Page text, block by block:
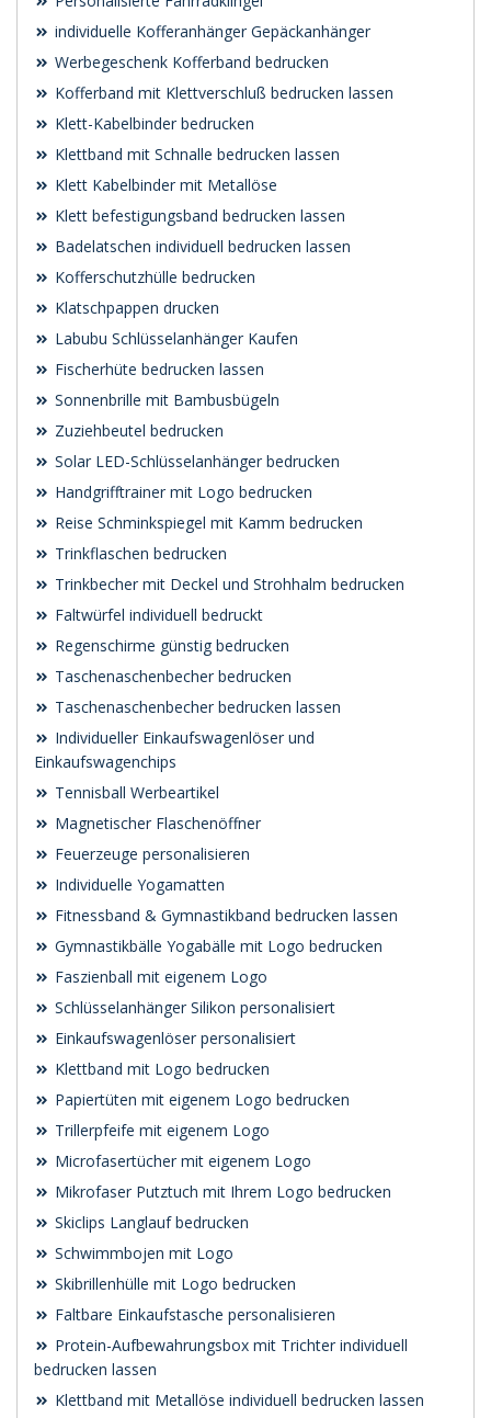
individuelle Kofferanhänger Gepäckanhänger
Werbegeschenk Kofferband bedrucken
Kofferband mit Klettverschluß bedrucken lassen
Klett-Kabelbinder bedrucken
Klettband mit Schnalle bedrucken lassen
Klett Kabelbinder mit Metallöse
Klett befestigungsband bedrucken lassen
Badelatschen individuell bedrucken lassen
Kofferschutzhülle bedrucken
Klatschpappen drucken
Labubu Schlüsselanhänger Kaufen
Fischerhüte bedrucken lassen
Sonnenbrille mit Bambusbügeln
Zuziehbeutel bedrucken
Solar LED-Schlüsselanhänger bedrucken
Handgrifftrainer mit Logo bedrucken
Reise Schminkspiegel mit Kamm bedrucken
Trinkflaschen bedrucken
Trinkbecher mit Deckel und Strohhalm bedrucken
Faltwürfel individuell bedruckt
Regenschirme günstig bedrucken
Taschenaschenbecher bedrucken
Taschenaschenbecher bedrucken lassen
Individueller Einkaufswagenlöser und
Einkaufswagenchips
Tennisball Werbeartikel
Magnetischer Flaschenöffner
Feuerzeuge personalisieren
Individuelle Yogamatten
Fitnessband & Gymnastikband bedrucken lassen
Gymnastikbälle Yogabälle mit Logo bedrucken
Faszienball mit eigenem Logo
Schlüsselanhänger Silikon personalisiert
Einkaufswagenlöser personalisiert
Klettband mit Logo bedrucken
Papiertüten mit eigenem Logo bedrucken
Trillerpfeife mit eigenem Logo
Microfasertücher mit eigenem Logo
Mikrofaser Putztuch mit Ihrem Logo bedrucken
Skiclips Langlauf bedrucken
Schwimmbojen mit Logo
Skibrillenhülle mit Logo bedrucken
Faltbare Einkaufstasche personalisieren
Protein-Aufbewahrungsbox mit Trichter individuell
bedrucken lassen
Klettband mit Metallöse individuell bedrucken lassen